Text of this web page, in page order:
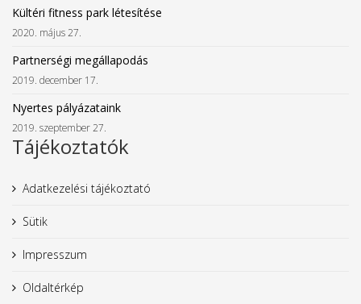
Kültéri fitness park létesítése
2020. május 27.
Partnerségi megállapodás
2019. december 17.
Nyertes pályázataink
2019. szeptember 27.
Tájékoztatók
Adatkezelési tájékoztató
Sütik
Impresszum
Oldaltérkép